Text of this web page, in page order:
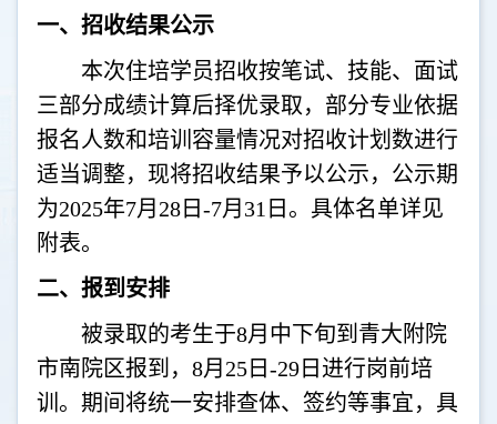
一、招收结果公示
本次住培学员招收按笔试、技能、面试
三部分成绩计算后择优录取，部分专业依据
报名人数和培训容量情况对招收计划数进行
适当调整，现将招收结果予以公示，公示期
为2025年7月 28日 -7月 31 日。具体名单详见
附表。
二、报到安排
被录取的考生于8月中下旬到青大附院
市南院区报到， 8月 25日 -29日进行岗前培
训。期间将统一安排查体、签约等事宜，具